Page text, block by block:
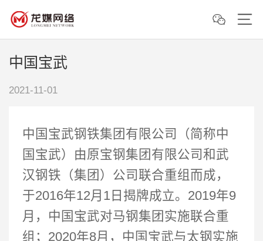
中国宝武
2021-11-01
中国宝武钢铁集团有限公司（简称中
国宝武）由原宝钢集团有限公司和武
汉钢铁（集团）公司联合重组而成，
于2016年12月1日揭牌成立。2019年9
月，中国宝武对马钢集团实施联合重
组；2020年8月，中国宝武与太钢实施